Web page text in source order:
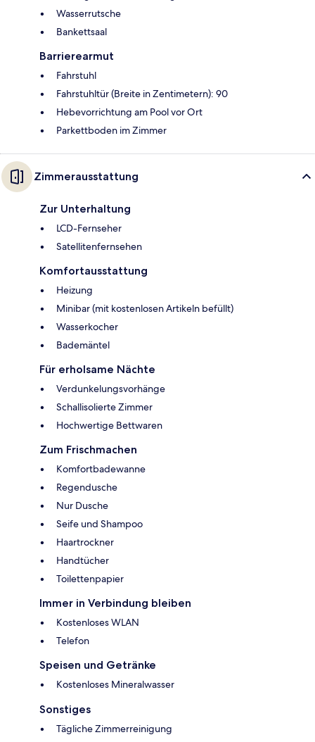
Wasserrutsche
Bankettsaal
Barrierearmut
Fahrstuhl
Fahrstuhltür (Breite in Zentimetern): 90
Hebevorrichtung am Pool vor Ort
Parkettboden im Zimmer
Zimmerausstattung
Zur Unterhaltung
LCD-Fernseher
Satellitenfernsehen
Komfortausstattung
Heizung
Minibar (mit kostenlosen Artikeln befüllt)
Wasserkocher
Bademäntel
Für erholsame Nächte
Verdunkelungsvorhänge
Schallisolierte Zimmer
Hochwertige Bettwaren
Zum Frischmachen
Komfortbadewanne
Regendusche
Nur Dusche
Seife und Shampoo
Haartrockner
Handtücher
Toilettenpapier
Immer in Verbindung bleiben
Kostenloses WLAN
Telefon
Speisen und Getränke
Kostenloses Mineralwasser
Sonstiges
Tägliche Zimmerreinigung